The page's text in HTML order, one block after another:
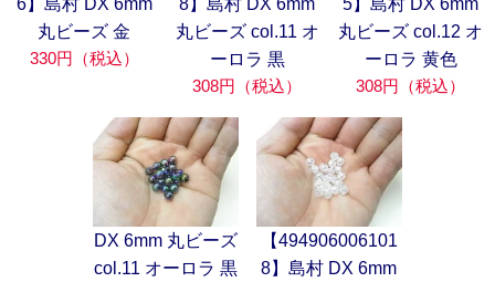
丸ビーズ 金
330円（税込）
丸ビーズ col.11 オ
ーロラ 黒
308円（税込）
丸ビーズ col.12 オ
ーロラ 黄色
308円（税込）
DX 6mm 丸ビーズ
col.11 オーロラ 黒
【494906006101
8】島村 DX 6mm